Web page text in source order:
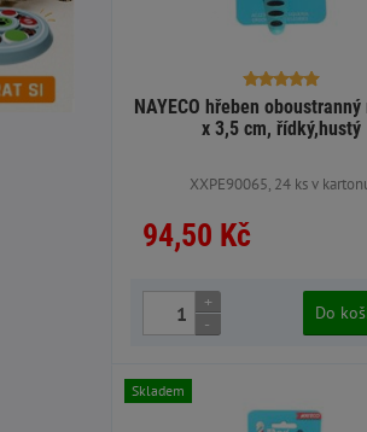
NAYECO hřeben oboustranný
x 3,5 cm, řídký,hustý
XXPE90065, 24 ks v
94,50 Kč
+
-
Do
Skladem